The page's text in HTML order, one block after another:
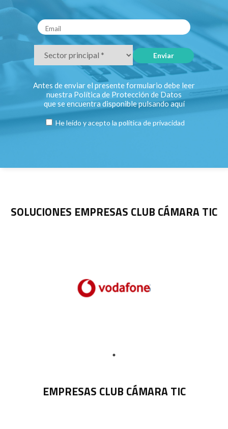
Antes de enviar el presente formulario debe leer
nuestra Política de Protección de Datos
que se encuentra disponible pulsandoaquí
He leído y acepto la política de privacidad
SOLUCIONES EMPRESAS CLUB CÁMARA TIC
EMPRESAS CLUB CÁMARA TIC